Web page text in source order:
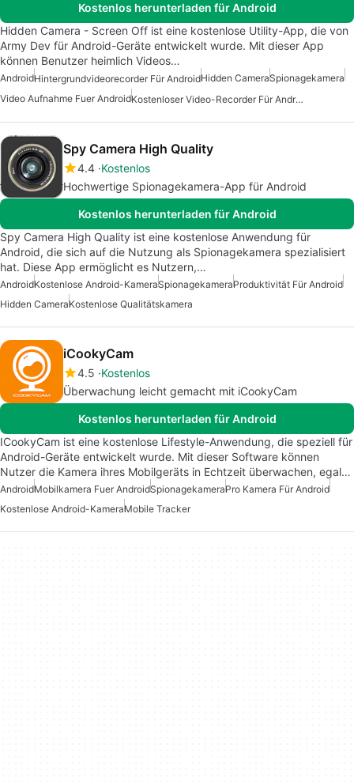
Kostenlos herunterladen für Android
Hidden Camera - Screen Off ist eine kostenlose Utility-App, die von
Army Dev für Android-Geräte entwickelt wurde. Mit dieser App
können Benutzer heimlich Videos…
AndroidHintergrundvideorecorder Für AndroidHidden CameraSpionagekamera
Video Aufnahme Fuer Android
Kostenloser Video-Recorder Für Android
Spy Camera High Quality
4.4 Kostenlos
Hochwertige Spionagekamera-App für Android
Kostenlos herunterladen für Android
Spy Camera High Quality ist eine kostenlose Anwendung für
Android, die sich auf die Nutzung als Spionagekamera spezialisiert
hat. Diese App ermöglicht es Nutzern,…
AndroidKostenlose Android-KameraSpionagekameraProduktivität Für Android
Hidden CameraKostenlose Qualitätskamera
iCookyCam
4.5 Kostenlos
Überwachung leicht gemacht mit iCookyCam
Kostenlos herunterladen für Android
ICookyCam ist eine kostenlose Lifestyle-Anwendung, die speziell für
Android-Geräte entwickelt wurde. Mit dieser Software können
Nutzer die Kamera ihres Mobilgeräts in Echtzeit überwachen, egal…
AndroidMobilkamera Fuer AndroidSpionagekameraPro Kamera Für Android
Kostenlose Android-KameraMobile Tracker